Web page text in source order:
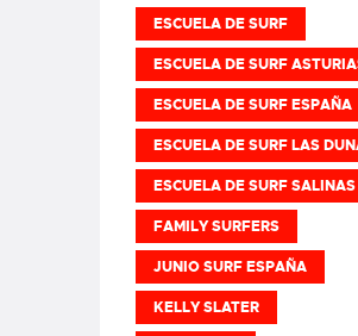
ESCUELA DE SURF
ESCUELA DE SURF
ESCUELA DE SURF ESPAÑA
ESCUELA DE SURF LAS
ESCUELA DE SURF SALINAS
FAMILY SURFERS
JUNIO SURF ESPAÑA
KELLY SLATER